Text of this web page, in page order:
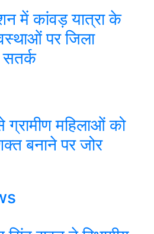
में कांवड़ यात्रा के
पर जिला
सतर्क
ग्रामीण महिलाओं को
बनाने पर जोर